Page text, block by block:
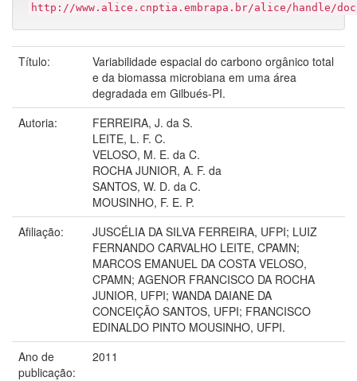
http://www.alice.cnptia.embrapa.br/alice/handle/doc/
Título:
Variabilidade espacial do carbono orgânico total
e da biomassa microbiana em uma área
degradada em Gilbués-PI.
Autoria:
FERREIRA, J. da S.
LEITE, L. F. C.
VELOSO, M. E. da C.
ROCHA JUNIOR, A. F. da
SANTOS, W. D. da C.
MOUSINHO, F. E. P.
Afiliação:
JUSCÉLIA DA SILVA FERREIRA, UFPI; LUIZ
FERNANDO CARVALHO LEITE, CPAMN;
MARCOS EMANUEL DA COSTA VELOSO,
CPAMN; AGENOR FRANCISCO DA ROCHA
JUNIOR, UFPI; WANDA DAIANE DA
CONCEIÇÃO SANTOS, UFPI; FRANCISCO
EDINALDO PINTO MOUSINHO, UFPI.
Ano de
publicação:
2011